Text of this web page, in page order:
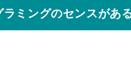
ラミングのセンスがあ